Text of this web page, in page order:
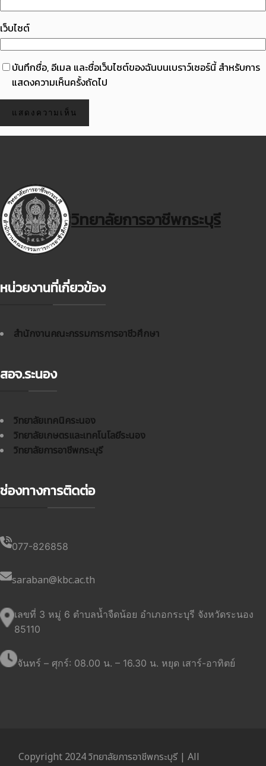
เว็บไซต์
บันทึกชื่อ, อีเมล และชื่อเว็บไซต์ของฉันบนเบราว์เซอร์นี้ สำหรับการ
แสดงความเห็นครั้งถัดไป
วิทยาลัยการอาชีพกระบุรี
หน่วยงานที่เกี่ยวข้อง
สำนักงานคณะกรรมการการอาชีวศึกษา
สอจ.ระนอง
วิทยาลัยเทคนิคระนอง
วิทยาลัยเกษตรและเทคโนโลยีระนอง
วิทยาลัยการอาชีพกระบุรี
ช่องทางการติดต่อ
077-826858
saraban@kbc.ac.th
เลขที่ 3 หมู่ 6 ตำบลน้ำจืดน้อย อำเภอกระบุรี จังหวัดระนอง
85110
จันทร์ – ศุกร์: 08.00 น. – 16.30 น. หยุด เสาร์-อาทิตย์
Copyright 2024 วิทยาลัยการอาชีพกระบุรี | All